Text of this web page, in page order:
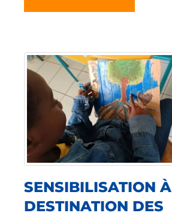
SENSIBILISATION À
DESTINATION DES